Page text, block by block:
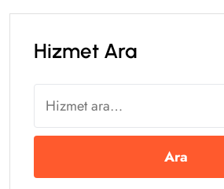
Hizmet Ara
Ara